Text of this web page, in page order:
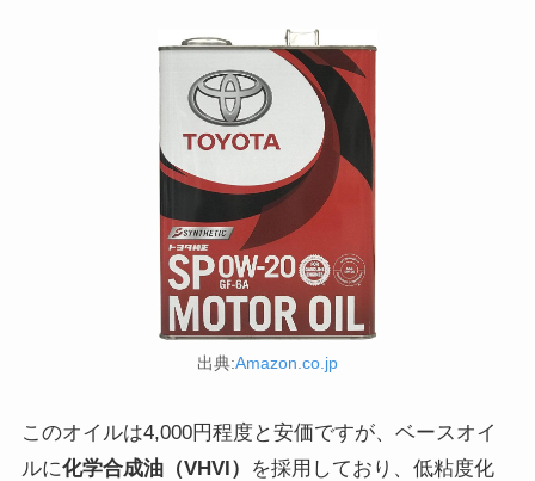
出典:Amazon.co.jp
このオイルは4,000円程度と安価ですが、ベースオイ
ルに化学合成油（VHVI）
を採用しており、低粘度化